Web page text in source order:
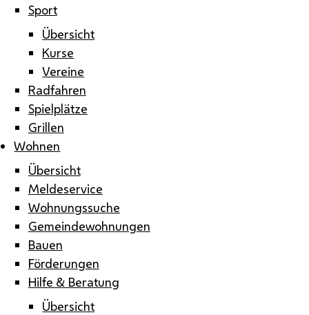
Sport
Übersicht
Kurse
Vereine
Radfahren
Spielplätze
Grillen
Wohnen
Übersicht
Meldeservice
Wohnungssuche
Gemeindewohnungen
Bauen
Förderungen
Hilfe & Beratung
Übersicht